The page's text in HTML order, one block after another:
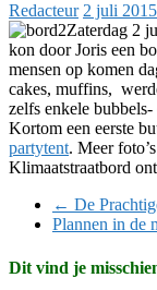
Redacteur 2 juli 2015
Zaterdag 2
kon door Joris een
mensen op komen
cakes, muffins,
zelfs enkele
Kortom een eerste
partytent. Meer
Klimaatstraatbord
← De
Plannen in de
Dit vind je